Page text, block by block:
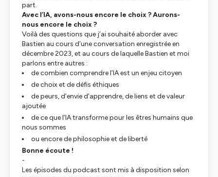
part.
Avec l’IA, avons-nous encore le choix ? Aurons-
nous encore le choix ?
Voilà des questions que j’ai souhaité aborder avec
Bastien au cours d’une conversation enregistrée en
décembre 2023, et au cours de laquelle Bastien et moi
parlons entre autres :
de combien comprendre l’IA est un enjeu citoyen
de choix et de défis éthiques
de peurs, d’envie d’apprendre, de liens et de valeur
ajoutée
de ce que l’IA transforme pour les êtres humains que
nous sommes
ou encore de philosophie et de liberté
Bonne écoute !
-
Les épisodes du podcast sont mis à disposition selon